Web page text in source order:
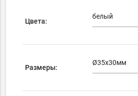
Цвета:
Размеры: